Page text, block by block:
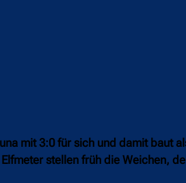
mit 3:0 für sich und damit baut
stellen früh die Weichen,